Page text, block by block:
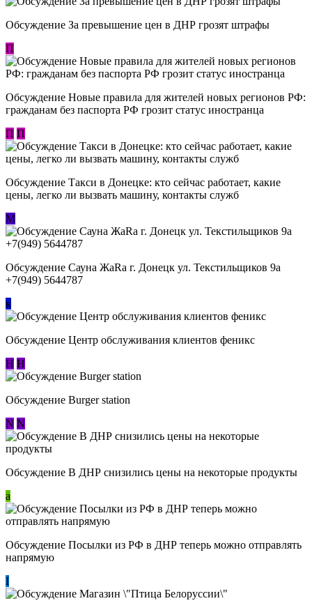
Обсуждение За превышение цен в ДНР грозят штрафы
П
Обсуждение Новые правила для жителей новых регионов РФ:
гражданам без паспорта РФ грозит статус иностранца
П П
Обсуждение ​Такси в Донецке: кто сейчас работает, какие
цены, легко ли вызвать машину, контакты служб
М
Обсуждение Сауна ЖаRa г. Донецк ул. Текстильщиков 9а
+7(949) 5644787
к
Обсуждение Центр обслуживания клиентов феникс
Н Н
Обсуждение Burger station
N N
Обсуждение В ДНР снизились цены на некоторые продукты
a
Обсуждение Посылки из РФ в ДНР теперь можно отправлять
напрямую
I